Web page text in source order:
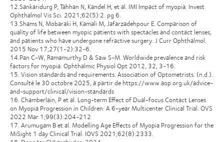
12.Sankaridurg P, Tahhan N, Kandel H, et al. IMI Impact of myopia. Invest
Ophthalmol Vis Sci. 2021;62(5):2. pg 6.
13.Shams N, Mobaraki H, Kamali M, Jafarzadehpour E. Comparison of
quality of life between myopic patients with spectacles and contact lenses,
and patients who have undergone refractive surgery. J Curr Ophthalmol.
2015 Nov 17;27(1-2):32-6.
14.Pan C-W, Ramamurthy D & Saw S-M. Worldwide prevalence and risk
factors for myopia. Ophthalmic Physiol Opt 2012, 32, 3-16.
15. Vision standards and requirements. Association of Optometrists. (n.d.).
Consulté le 30 octobre 2025, à partir de https://www.aop.org.uk/advice-
and-support/clinical/vision-standards
16. Chamberlain, P et al. Long-term Effect of Dual-focus Contact Lenses
on Myopia Progression in Children: A 6-year Multicenter Clinical Trial. OVS
2022 Mar 1;99(3):204-212
17. Arumugam B et al. Modelling Age Effects of Myopia Progression for the
MiSight 1 day Clinical Trial. IOVS 2021;62(8):2333.